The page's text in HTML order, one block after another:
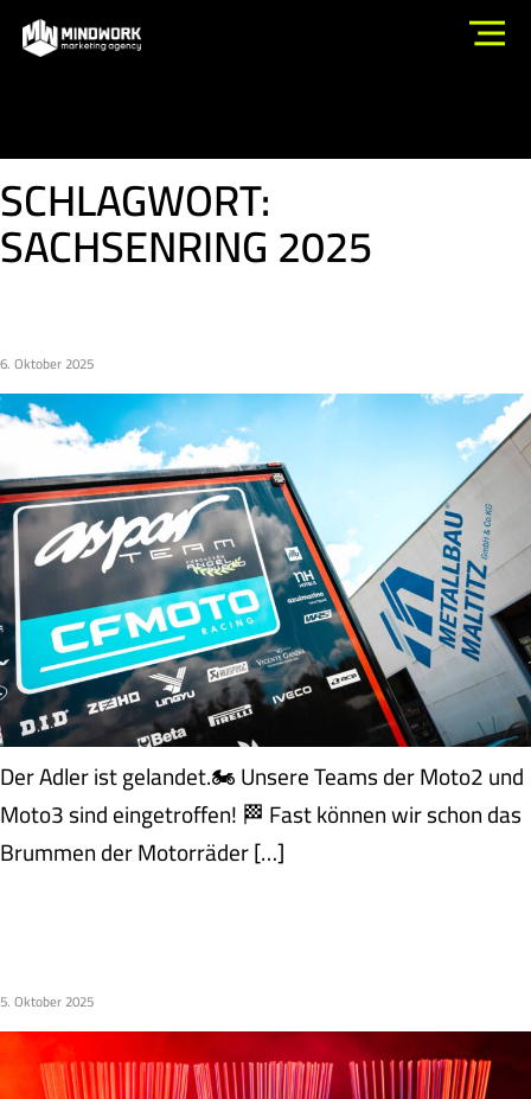
SCHLAGWORT:
SACHSENRING 2025
6. Oktober 2025
Der Adler ist gelandet.🏍️ Unsere Teams der Moto2 und
Moto3 sind eingetroffen! 🏁 Fast können wir schon das
Brummen der Motorräder […]
5. Oktober 2025